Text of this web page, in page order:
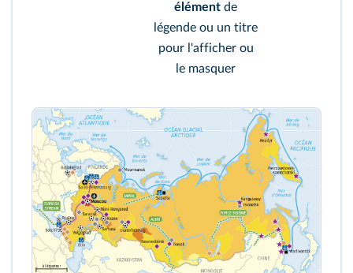
élément de
légende ou un titre
pour l'afficher ou
le masquer